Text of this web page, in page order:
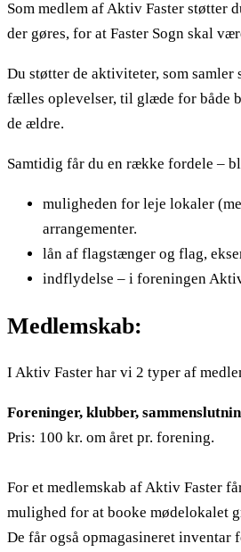
Som medlem af Aktiv Faster støtter
der gøres, for at Faster Sogn skal
Du støtter de aktiviteter, som samler
fælles oplevelser, til glæde for både
de ældre.
Samtidig får du en række fordele –
muligheden for leje lokaler
arrangementer.
lån af flagstænger og flag,
indflydelse – i foreningen
Medlemskab:
I Aktiv Faster har vi 2 typer af
Foreninger, klubber,
Pris: 100 kr. om året pr. forening.
For et medlemskab af Aktiv Faster
mulighed for at booke mødelokalet
De får også opmagasineret